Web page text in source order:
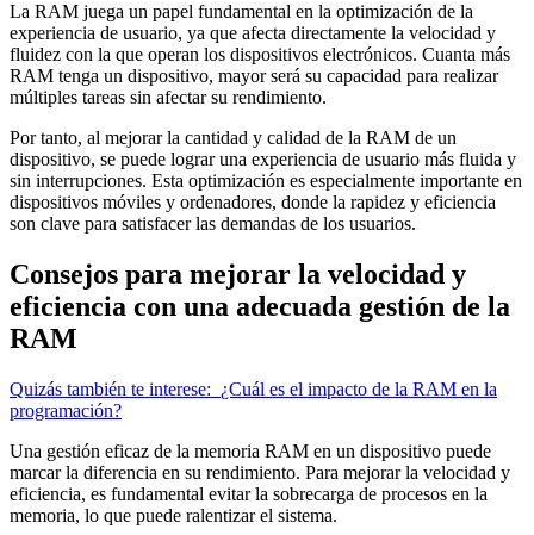
La RAM juega un papel fundamental en la optimización de la
experiencia de usuario, ya que afecta directamente la velocidad y
fluidez con la que operan los dispositivos electrónicos. Cuanta más
RAM tenga un dispositivo, mayor será su capacidad para realizar
múltiples tareas sin afectar su rendimiento.
Por tanto, al mejorar la cantidad y calidad de la RAM de un
dispositivo, se puede lograr una experiencia de usuario más fluida y
sin interrupciones. Esta optimización es especialmente importante en
dispositivos móviles y ordenadores, donde la rapidez y eficiencia
son clave para satisfacer las demandas de los usuarios.
Consejos para mejorar la velocidad y
eficiencia con una adecuada gestión de la
RAM
Quizás también te interese: ¿Cuál es el impacto de la RAM en la
programación?
Una gestión eficaz de la memoria RAM en un dispositivo puede
marcar la diferencia en su rendimiento. Para mejorar la velocidad y
eficiencia, es fundamental evitar la sobrecarga de procesos en la
memoria, lo que puede ralentizar el sistema.